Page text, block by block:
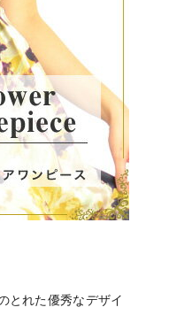
とれた優秀なデザイ